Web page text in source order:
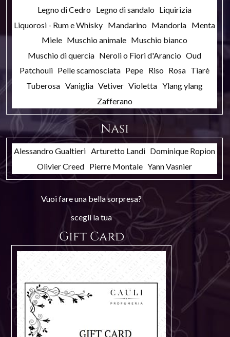
Legno di Cedro Legno di sandalo Liquirizia
Liquorosi - Rum e Whisky Mandarino Mandorla Menta
Miele Muschio animale Muschio bianco
Muschio di quercia Neroli o Fiori d'Arancio Oud
Patchouli Pelle scamosciata Pepe Riso Rosa Tiarè
Tuberosa Vaniglia Vetiver Violetta Ylang ylang
Zafferano
Nasi
Alessandro Gualtieri Arturetto Landi Dominique Ropion
Olivier Creed Pierre Montale Yann Vasnier
Vuoi fare una bella sorpresa?
scegli la tua
Gift Card